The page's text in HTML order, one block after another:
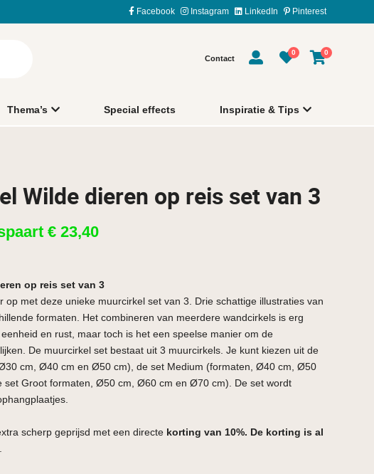
Facebook Instagram LinkedIn Pinterest
Contact
0 0
Thema’s Special effects Inspiratie & Tips
Wilde dieren op reis set van 3
€ 23,40
op reis set van 3
op met deze unieke muurcirkel set van 3. Drie schattige illustraties van
formaten. Het combineren van meerdere wandcirkels is erg
en rust, maar toch is het een speelse manier om de
De muurcirkel set bestaat uit 3 muurcirkels. Je kunt kiezen uit de
cm, Ø40 cm en Ø50 cm), de set Medium (formaten, Ø40 cm, Ø50
set Groot formaten, Ø50 cm, Ø60 cm en Ø70 cm). De set wordt
scherp geprijsd met een directe korting van 10%. De korting is al